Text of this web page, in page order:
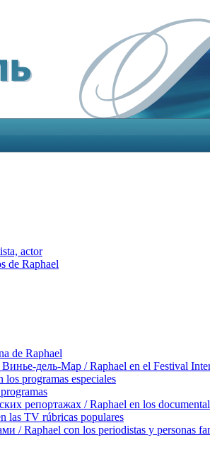
actor
de Raphael
de Raphael
дель-Мар / Raphael en el Festival
programas especiales
репортажах / Raphael en los
las TV rúbricas populares
/ Raphael con los periodistas y personas